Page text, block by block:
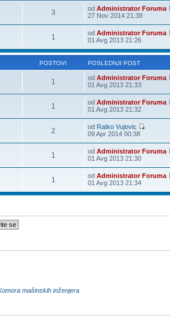
3 odAdministrator Foruma
27 Nov 2014 21:38
1 odAdministrator Foruma
01 Avg 2013 21:26
POSTOVI POSLEDNJI POST
1 odAdministrator Foruma
01 Avg 2013 21:33
1 odAdministrator Foruma
01 Avg 2013 21:32
2 od Ratko Vujovic
09 Apr 2014 00:38
1 odAdministrator Foruma
01 Avg 2013 21:30
1 odAdministrator Foruma
01 Avg 2013 21:34
mašinskih inženjera